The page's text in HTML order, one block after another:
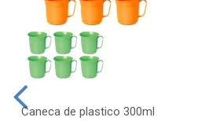
Caneca de plastico 300ml